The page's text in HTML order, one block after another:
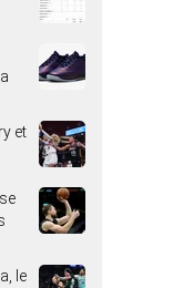
et
le